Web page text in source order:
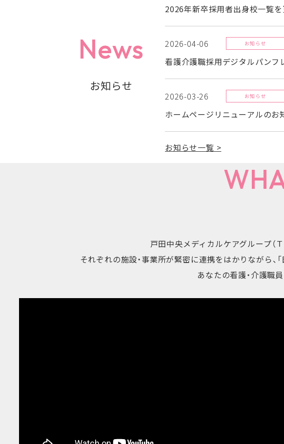
News
お知らせ
2026年新卒採用者出身校一覧
看護介護職採用デジタルパン
投稿日
2026-04-06 お知らせ
ホームページリニューアルのお
投稿日
2026-03-26 お知らせ
お知らせ一覧 >
戸田中央メディカルケアグループ（Ｔ
それぞれの施設・事業所が緊密に連携をはかりながら、
あなたの看護・介護職